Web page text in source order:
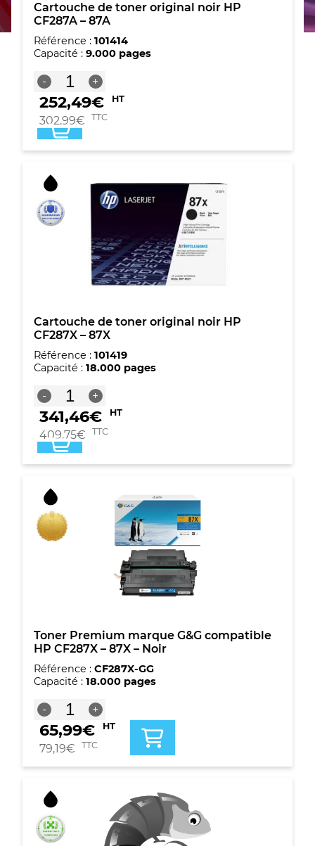
Cartouche de toner original noir HP
CF287A – 87A
Référence : 101414
Capacité : 9.000 pages
-
quantité
de
Cartouche
de
toner
CF287A
-
87A
+
252,49€ HT
302,99€ TTC
Cartouche de toner original noir HP
CF287X – 87X
Référence : 101419
Capacité : 18.000 pages
-
quantité
de
Cartouche
de
toner
CF287X
-
87X
+
341,46€ HT
409,75€ TTC
Toner Premium marque G&G compatible
HP CF287X – 87X – Noir
Référence : CF287X-GG
Capacité : 18.000 pages
-
quantité
de
Toner
Premium
marque
G&G
HP
CF287X
-
87X
+
65,99€ HT
79,19€ TTC